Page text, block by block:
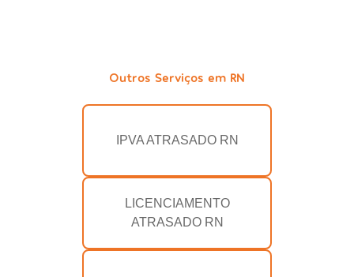
Outros Serviços em RN
IPVA ATRASADO RN
LICENCIAMENTO
ATRASADO RN